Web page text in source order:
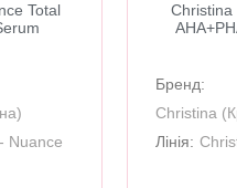
Total
Nuance
Christina
Бренд:
Christina
Лінія: